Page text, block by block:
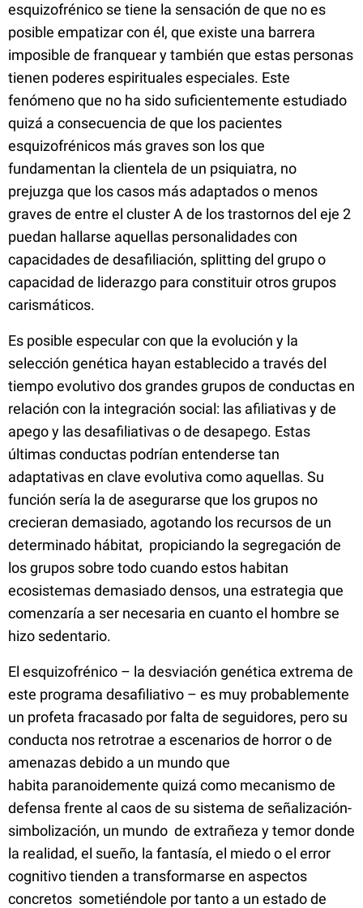
esquizofrénico se tiene la sensación de que no es
posible empatizar con él, que existe una barrera
imposible de franquear y también que estas personas
tienen poderes espirituales especiales. Este
fenómeno que no ha sido suficientemente estudiado
quizá a consecuencia de que los pacientes
esquizofrénicos más graves son los que
fundamentan la clientela de un psiquiatra, no
prejuzga que los casos más adaptados o menos
graves de entre el cluster A de los trastornos del eje 2
puedan hallarse aquellas personalidades con
capacidades de desafiliación, splitting del grupo o
capacidad de liderazgo para constituir otros grupos
carismáticos.
Es posible especular con que la evolución y la
selección genética hayan establecido a través del
tiempo evolutivo dos grandes grupos de conductas en
relación con la integración social: las afiliativas y de
apego y las desafiliativas o de desapego. Estas
últimas conductas podrían entenderse tan
adaptativas en clave evolutiva como aquellas. Su
función sería la de asegurarse que los grupos no
crecieran demasiado, agotando los recursos de un
determinado hábitat, propiciando la segregación de
los grupos sobre todo cuando estos habitan
ecosistemas demasiado densos, una estrategia que
comenzaría a ser necesaria en cuanto el hombre se
hizo sedentario.
El esquizofrénico – la desviación genética extrema de
este programa desafiliativo – es muy probablemente
un profeta fracasado por falta de seguidores, pero su
conducta nos retrotrae a escenarios de horror o de
amenazas debido a un mundo que
habita paranoidemente quizá como mecanismo de
defensa frente al caos de su sistema de señalización-
simbolización, un mundo de extrañeza y temor donde
la realidad, el sueño, la fantasía, el miedo o el error
cognitivo tienden a transformarse en aspectos
concretos sometiéndole por tanto a un estado de